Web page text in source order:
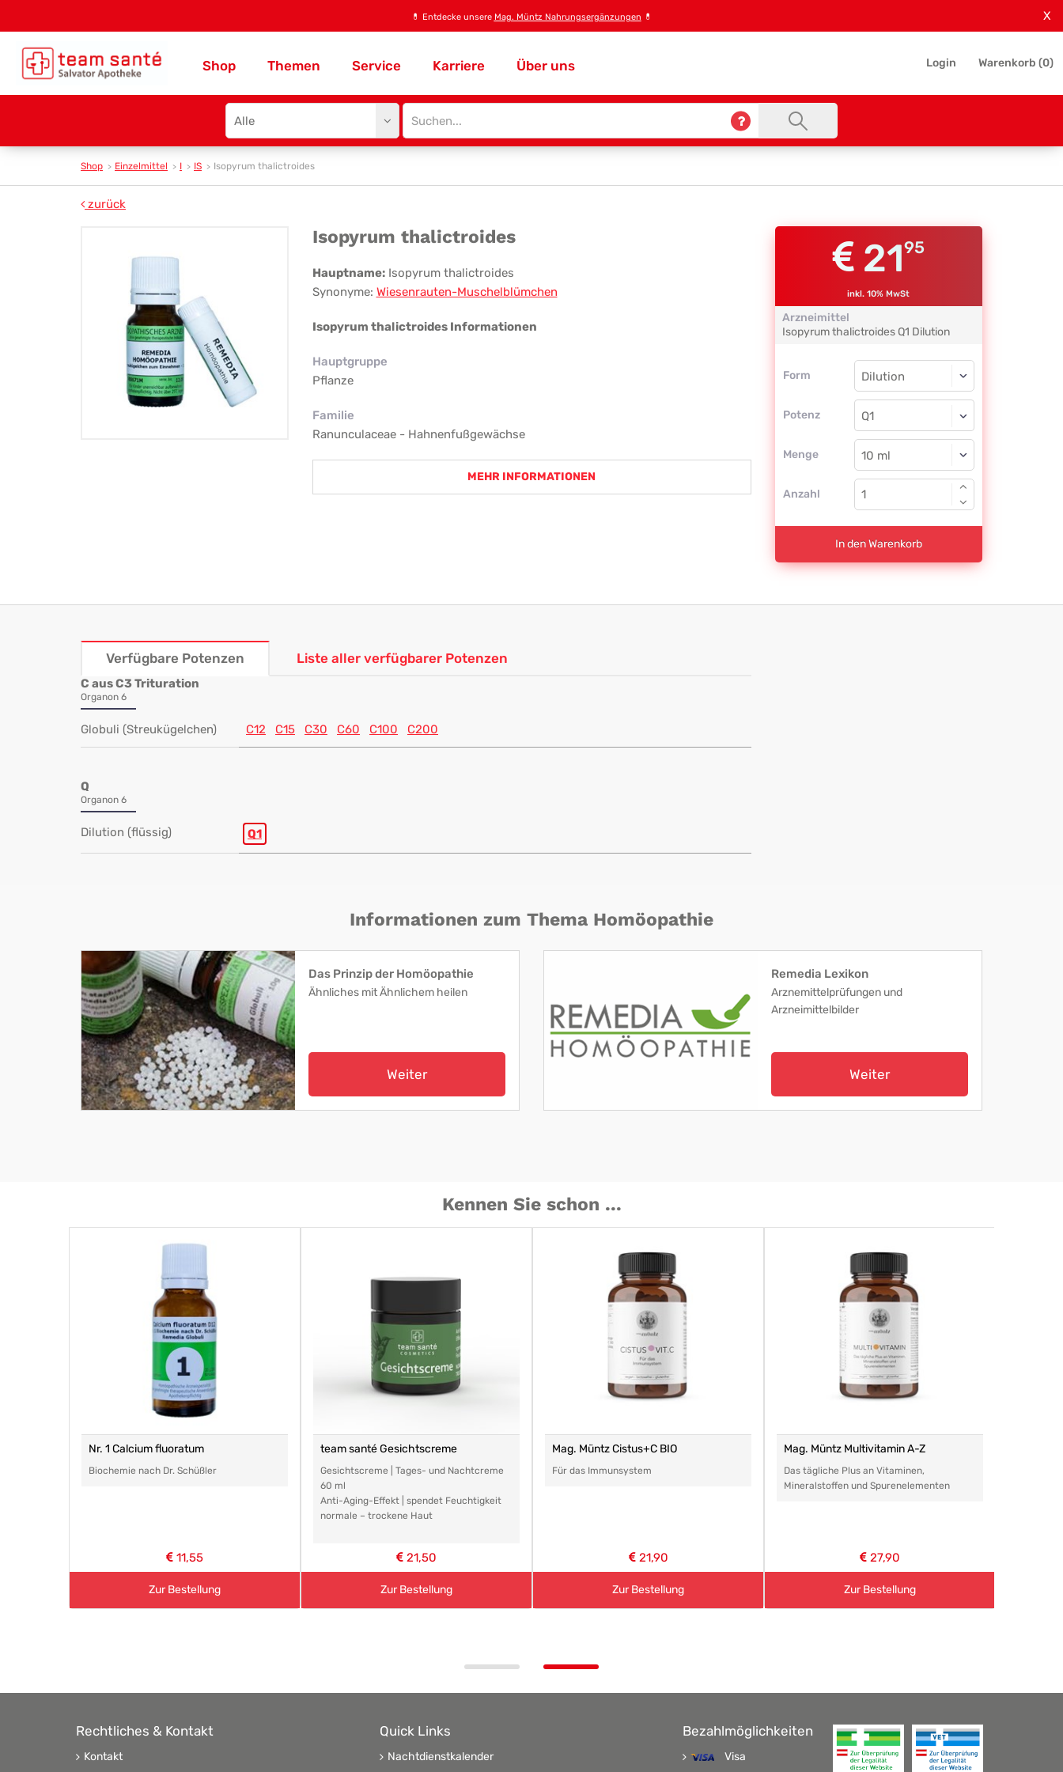
💊 Entdecke unsere Mag. Müntz Nahrungsergänzungen 💊 X
Shop Themen Service Karriere Über uns Login Warenkorb (0)
Search
type
Site
search
Shop Einzelmittel I IS Isopyrum thalictroides
zurück
Isopyrum
thalictroides
Isopyrum thalictroides
Hauptname: Isopyrum thalictroides
Synonyme: Wiesenrauten-Muschelblümchen
Isopyrum thalictroides Informationen
Hauptgruppe
Pflanze
Familie
Ranunculaceae - Hahnenfußgewächse
MEHR INFORMATIONEN
2195
inkl. 10% MwSt
Arzneimittel
Isopyrum thalictroides Q1 Dilution
Form
Form
Potenz
Dilution
Q1
Menge
Dilution
Anzahl
In den Warenkorb
Verfügbare Potenzen Liste aller verfügbarer Potenzen
C aus C3 Trituration
Organon 6
Globuli (Streukügelchen) C12 C15 C30 C60 C100 C200
Q
Organon 6
Dilution (flüssig) Q1
Informationen zum Thema Homöopathie
Das Prinzip der Homöopathie
Ähnliches mit Ähnlichem heilen
Weiter
Remedia Lexikon
Arznemittelprüfungen und
Arzneimittelbilder
Weiter
Kennen Sie schon ...
Nr. 1 Calcium fluoratum
Biochemie nach Dr. Schüßler
11,55
Zur Bestellung
team santé Gesichtscreme
Gesichtscreme | Tages- und Nachtcreme
60 ml
Anti-Aging-Effekt | spendet Feuchtigkeit
normale – trockene Haut
21,50
Zur Bestellung
Mag. Müntz Cistus+C BIO
Für das Immunsystem
21,90
Zur Bestellung
Mag. Müntz Multivitamin A-Z
Das tägliche Plus an Vitaminen,
Mineralstoffen und Spurenelementen
27,90
Zur Bestellung
Rechtliches & Kontakt
Kontakt
Quick Links
Nachtdienstkalender
Bezahlmöglichkeiten
Visa